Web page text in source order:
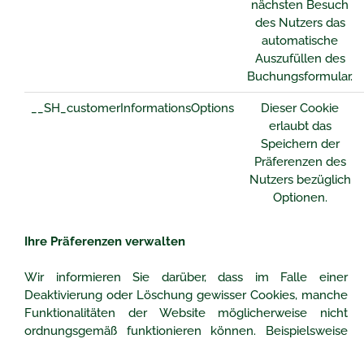
nächsten Besuch
des Nutzers das
automatische
Auszufüllen des
Buchungsformular.
__SH_customerInformationsOptions
Dieser Cookie
erlaubt das
Speichern der
Präferenzen des
Nutzers bezüglich
Optionen.
Ihre Präferenzen verwalten
Wir informieren Sie darüber, dass im Falle einer
Deaktivierung oder Löschung gewisser Cookies, manche
Funktionalitäten der Website möglicherweise nicht
ordnungsgemäß funktionieren können. Beispielsweise